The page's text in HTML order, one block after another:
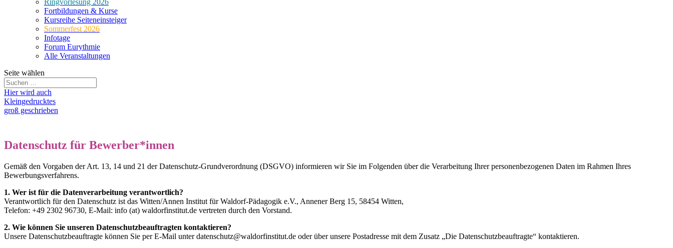
Ringvorlesung 2026
Fortbildungen & Kurse
Kursreihe Seiteneinsteiger
Sommerfest 2026
Infotage
Forum Eurythmie
Alle Veranstaltungen
Seite wählen
Hier wird auch
Kleingedrucktes
groß geschrieben
Datenschutz für Bewerber*innen
Gemäß den Vorgaben der Art. 13, 14 und 21 der Datenschutz-Grundverordnung (DSGVO) informieren wir Sie im Folgenden über die Verarbeitung Ihrer personenbezogenen Daten im Rahmen Ihres
Bewerbungsverfahrens.
1. Wer ist für die Datenverarbeitung verantwortlich?
Verantwortlich für den Datenschutz ist das Witten/Annen Institut für Waldorf-Pädagogik e.V., Annener Berg 15, 58454 Witten,
Telefon: +49 2302 96730, E-Mail: info (at) waldorfinstitut.de vertreten durch den Vorstand.
2. Wie können Sie unseren Datenschutzbeauftragten kontaktieren?
Unsere Datenschutzbeauftragte können Sie per E-Mail unter datenschutz@waldorfinstitut.de oder über unsere Postadresse mit dem Zusatz „Die Datenschutzbeauftragte“ kontaktieren.